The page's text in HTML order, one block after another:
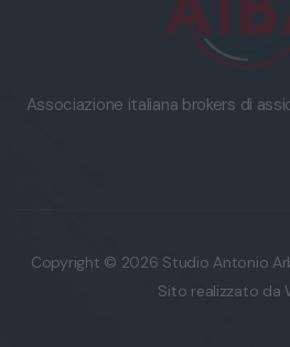
Associazione italiana brokers di
Copyright © 2026 Studio Antonio
Sito realizzato da